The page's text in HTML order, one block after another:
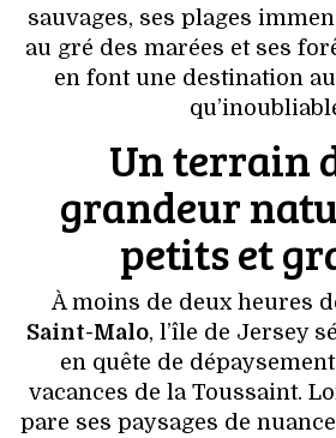
sauvages, ses plages
au gré des marées et ses
en font une destination
Un terrain
grandeur
petits et
À moins de deux heures
Saint-Malo, l’île de Jersey
en quête de
vacances de la Toussaint.
pare ses paysages de